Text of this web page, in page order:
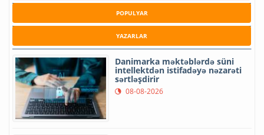
POPULYAR
YAZARLAR
Danimarka məktəblərdə süni
intellektdən istifadəyə nəzarəti
sərtləşdirir
08-08-2026